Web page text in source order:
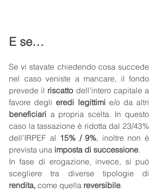
E se…
Se vi stavate chiedendo cosa succede
nel caso veniste a mancare, il fondo
prevede il riscatto dell’intero capitale a
favore degli eredi legittimi
beneficiari a propria scelta. In questo
caso la tassazione è ridotta dal 23/43%
dell’IRPEF al 15% / 9%, inoltre non è
prevista una imposta di successione.
In fase di erogazione, invece, si può
scegliere tra diverse tipologie di
rendita, come quella reversibile.